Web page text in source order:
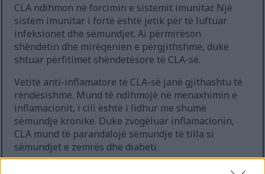
CLA ndihmon në forcimin e sistemit imunitar. Një
sistem imunitar i fortë është jetik për të luftuar
infeksionet dhe sëmundjet. Ai përmirëson
shëndetin dhe mirëqenien e përgjithshme, duke
shtuar përfitimet shëndetësore të CLA-së.
Vetitë anti-inflamatore të CLA-së janë gjithashtu të
rëndësishme. Mund të ndihmojë në menaxhimin e
inflamacionit, i cili është i lidhur me shumë
sëmundje kronike. Duke zvogëluar inflamacionin,
CLA mund të parandalojë sëmundje të tilla si
sëmundjet e zemrës dhe diabeti.